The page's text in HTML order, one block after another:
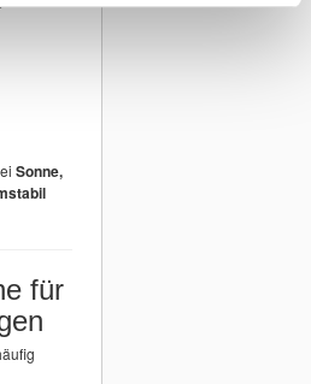
Sonne,
für